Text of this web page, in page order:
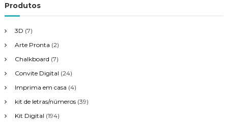
Produtos
3D (7)
Arte Pronta (2)
Chalkboard (7)
Convite Digital (24)
Imprima em casa (4)
kit de letras/números (39)
Kit Digital (194)